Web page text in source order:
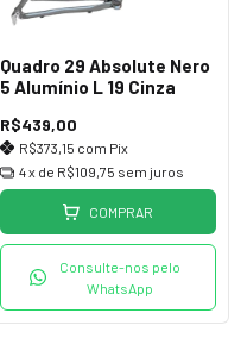
Quadro 29 Absolute Nero
5 Alumínio L 19 Cinza
R$439,00
R$373,15 com Pix
4x de R$109,75 sem juros
COMPRAR
Consulte-nos pelo
WhatsApp